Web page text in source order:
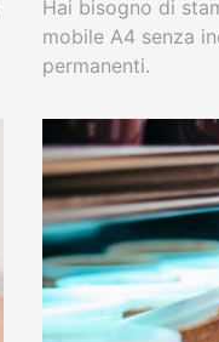
Hai bisogno di
mobile A4 senza
permanenti.